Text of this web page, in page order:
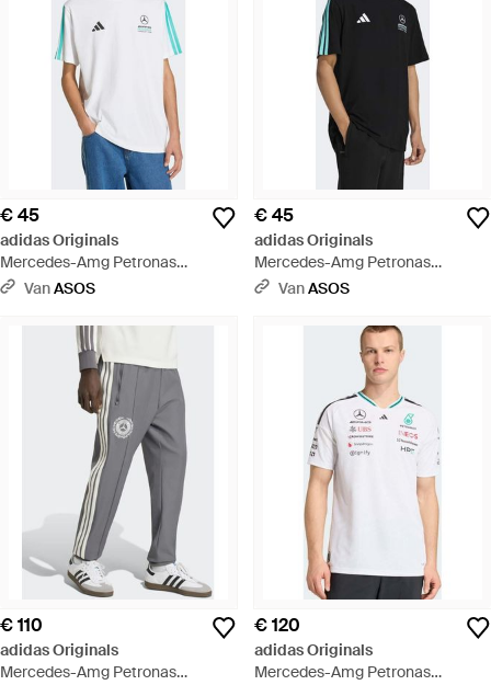
€ 45
adidas Originals
Mercedes-Amg Petronas
Formula 1 Team - Wit
VanASOS
€ 45
adidas Originals
Mercedes-Amg Petronas
Formula 1 Team - Zwart
VanASOS
€ 110
adidas Originals
Mercedes-Amg Petronas
€ 120
adidas Originals
Mercedes-Amg Petronas